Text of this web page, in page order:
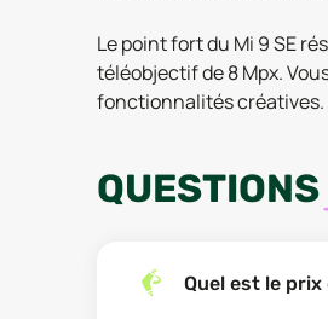
Le point fort du Mi 9 SE
téléobjectif de 8 Mpx.
fonctionnalités créatives.
QUESTIONS
Quel est le